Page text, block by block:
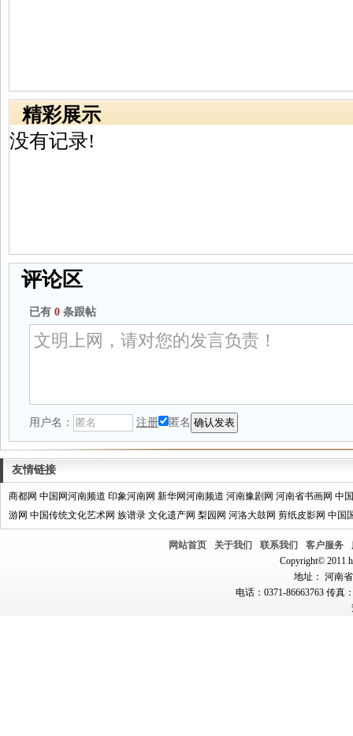
精彩展示
没有记录!
评论区
已有 0 条跟帖
用户名： 注册 匿名
友情链接
商都网 中国网河南频道 印象河南网 新华网河南频道 河南豫剧网 河南省书画网 中
游网 中国传统文化艺术网 族谱录 文化遗产网 梨园网 河洛大鼓网 剪纸皮影网 中国
网站首页 关于我们 联系我们 客户服务
Copyright© 2011
地址： 河南
电话：0371-86663763 传真